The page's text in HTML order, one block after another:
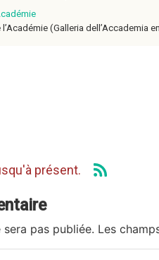
(Galleria dell’Accademia
présent.
pas publiée. Les